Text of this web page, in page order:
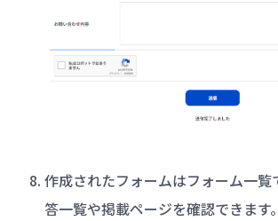
作成されたフォームはフォーム一覧
答一覧や掲載ページを確認できます。